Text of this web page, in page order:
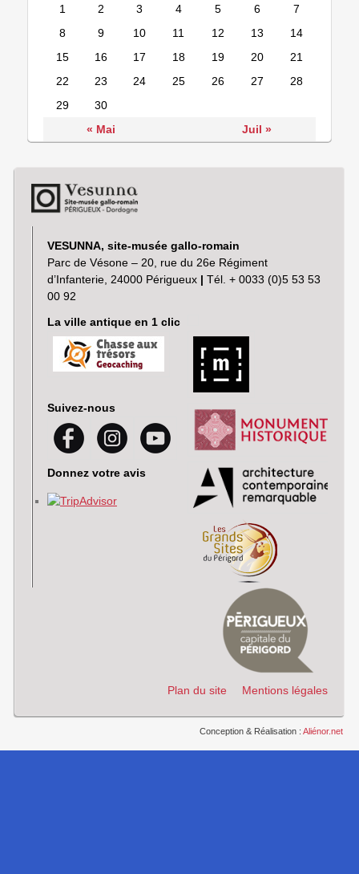
1
2 3 4 5 6
7
8
9 10 11 12 13
14
15
16 17 18 19 20
21
22
23 24 25 26 27
28
29
30
« Mai
Juil »
VESUNNA, site-musée gallo-romain
Parc de Vésone – 20, rue du 26e Régiment
d’Infanterie, 24000 Périgueux | Tél. + 0033 (0)5 53 53
00 92
La ville antique en 1 clic
Suivez-nous
Donnez votre avis
Plan du site Mentions légales
Conception & Réalisation : Aliénor.net